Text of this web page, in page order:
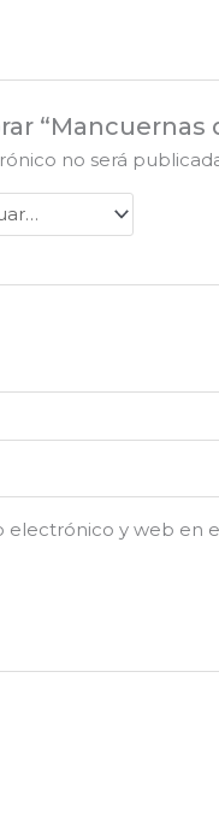
“Mancuernas
no será
electrónico y web en